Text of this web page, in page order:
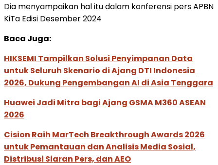
Dia menyampaikan hal itu dalam konferensi pers APBN
KiTa Edisi Desember 2024
Baca Juga:
HIKSEMI Tampilkan Solusi Penyimpanan Data
untuk Seluruh Skenario di Ajang DTI Indonesia
2026, Dukung Pengembangan AI di Asia Tenggara
Huawei Jadi Mitra bagi Ajang GSMA M360 ASEAN
2026
Cision Raih MarTech Breakthrough Awards 2026
untuk Pemantauan dan Analisis Media Sosial,
Distribusi Siaran Pers, dan AEO